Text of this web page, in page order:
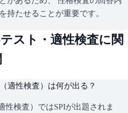
持たせることが重要です。
スト・適性検査に関
適性検査）は何が出る？
性検査）ではSPIが出題されま